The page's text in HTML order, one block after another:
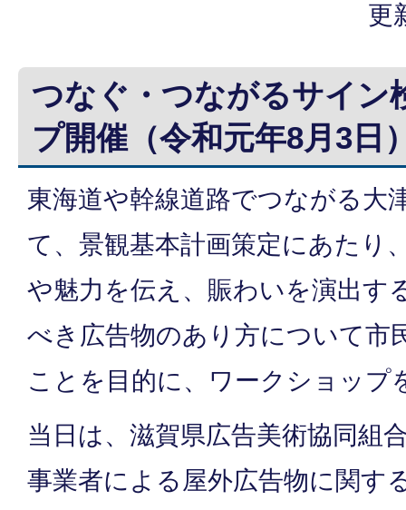
更
つなぐ・つながるサイン
プ開催（令和元年8月3日
東海道や幹線道路でつながる大
て、景観基本計画策定にあたり
や魅力を伝え、賑わいを演出す
べき広告物のあり方について市
ことを目的に、ワークショップ
当日は、滋賀県広告美術協同組
事業者による屋外広告物に関す